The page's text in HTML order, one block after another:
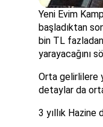
Yeni Evim
başladıktan
bin TL fazladan
yarayacağını
Orta gelirlilere
detaylar da
3 yıllık